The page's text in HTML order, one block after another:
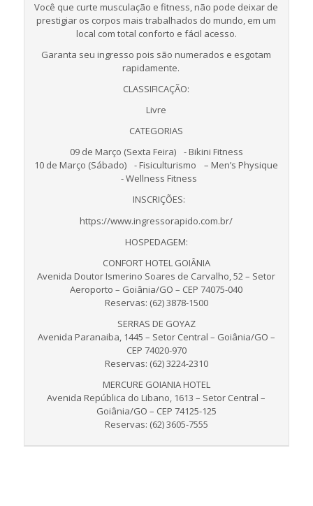
Você que curte musculação e fitness, não pode deixar de
prestigiar os corpos mais trabalhados do mundo, em um
local com total conforto e fácil acesso.
Garanta seu ingresso pois são numerados e esgotam
rapidamente.
CLASSIFICAÇÃO:
Livre
CATEGORIAS
09 de Março (Sexta Feira) - Bikini Fitness
10 de Março (Sábado) - Fisiculturismo – Men’s Physique
- Wellness Fitness
INSCRIÇÕES:
https://www.ingressorapido.com.br/
HOSPEDAGEM:
CONFORT HOTEL GOIÂNIA
Avenida Doutor Ismerino Soares de Carvalho, 52 – Setor
Aeroporto – Goiânia/GO – CEP 74075-040
Reservas: (62) 3878-1500
SERRAS DE GOYAZ
Avenida Paranaiba, 1445 – Setor Central – Goiânia/GO –
CEP 74020-970
Reservas: (62) 3224-2310
MERCURE GOIANIA HOTEL
Avenida República do Libano, 1613 – Setor Central –
Goiânia/GO – CEP 74125-125
Reservas: (62) 3605-7555